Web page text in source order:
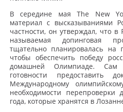
В середине мая The New
материал с высказываниями
частности, он утверждал, что в
называемая допинговая
тщательно планировалась на
чтобы обеспечить победу
домашней Олимпиаде. Сам
готовности предоставить
Международному
необходимости
года, которые хранятся в